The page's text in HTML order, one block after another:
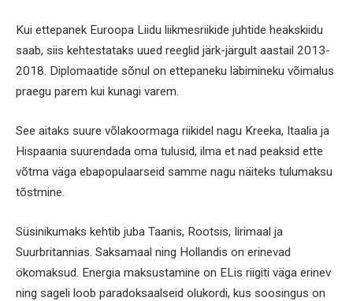
Kui ettepanek Euroopa Liidu liikmesriikide juhtide heakskiidu
saab, siis kehtestataks uued reeglid järk-järgult aastail 2013-
2018. Diplomaatide sõnul on ettepaneku läbimineku võimalus
praegu parem kui kunagi varem.
See aitaks suure võlakoormaga riikidel nagu Kreeka, Itaalia ja
Hispaania suurendada oma tulusid, ilma et nad peaksid ette
võtma väga ebapopulaarseid samme nagu näiteks tulumaksu
tõstmine.
Süsinikumaks kehtib juba Taanis, Rootsis, Iirimaal ja
Suurbritannias. Saksamaal ning Hollandis on erinevad
ökomaksud. Energia maksustamine on ELis riigiti väga erinev
ning sageli loob paradoksaalseid olukordi, kus soosingus on